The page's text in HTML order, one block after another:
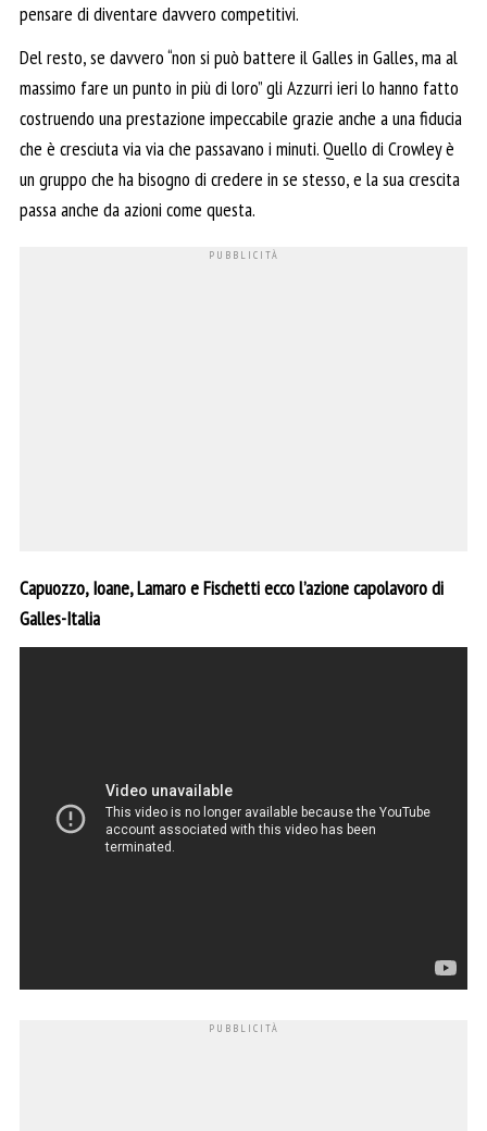
pensare di diventare davvero competitivi.
Del resto, se davvero “non si può battere il Galles in Galles, ma al
massimo fare un punto in più di loro” gli Azzurri ieri lo hanno fatto
costruendo una prestazione impeccabile grazie anche a una fiducia
che è cresciuta via via che passavano i minuti. Quello di Crowley è
un gruppo che ha bisogno di credere in se stesso, e la sua crescita
passa anche da azioni come questa.
Capuozzo, Ioane, Lamaro e Fischetti ecco l’azione capolavoro di
Galles-Italia